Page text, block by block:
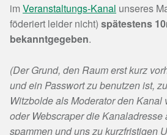
im Veranstaltungs-Kanal unseres
föderiert leider nicht) spätestens
bekanntgegeben.
(Der Grund, den Raum erst kurz
und ein Passwort zu benutzen ist,
Witzbolde als Moderator den Kanal
oder Webscraper die
spammen und uns zu kurzfristigen